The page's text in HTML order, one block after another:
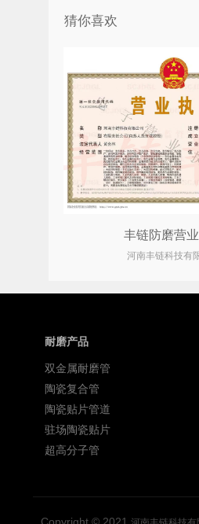
猜你喜欢
丰链防磨营
河南丰链科技有
耐磨产品
双金属耐磨管
陶瓷复合管
陶瓷贴片管道
驻场陶瓷贴片
超高分子管
Copyright © 2021